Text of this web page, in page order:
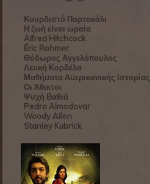
Κουρδιστό Πορτοκάλι
Η ζωή είναι ωραία
Alfred Hitchcock
Éric Rohmer
Θόδωρος Αγγελόπουλος
Λευκή Κορδέλα
Μαθήματα Αμερικανικής Ιστορίας
Οι Άθικτοι
Ψυχή Βαθιά
Pedro Almodovar
Woody Allen
Stanley Kubrick